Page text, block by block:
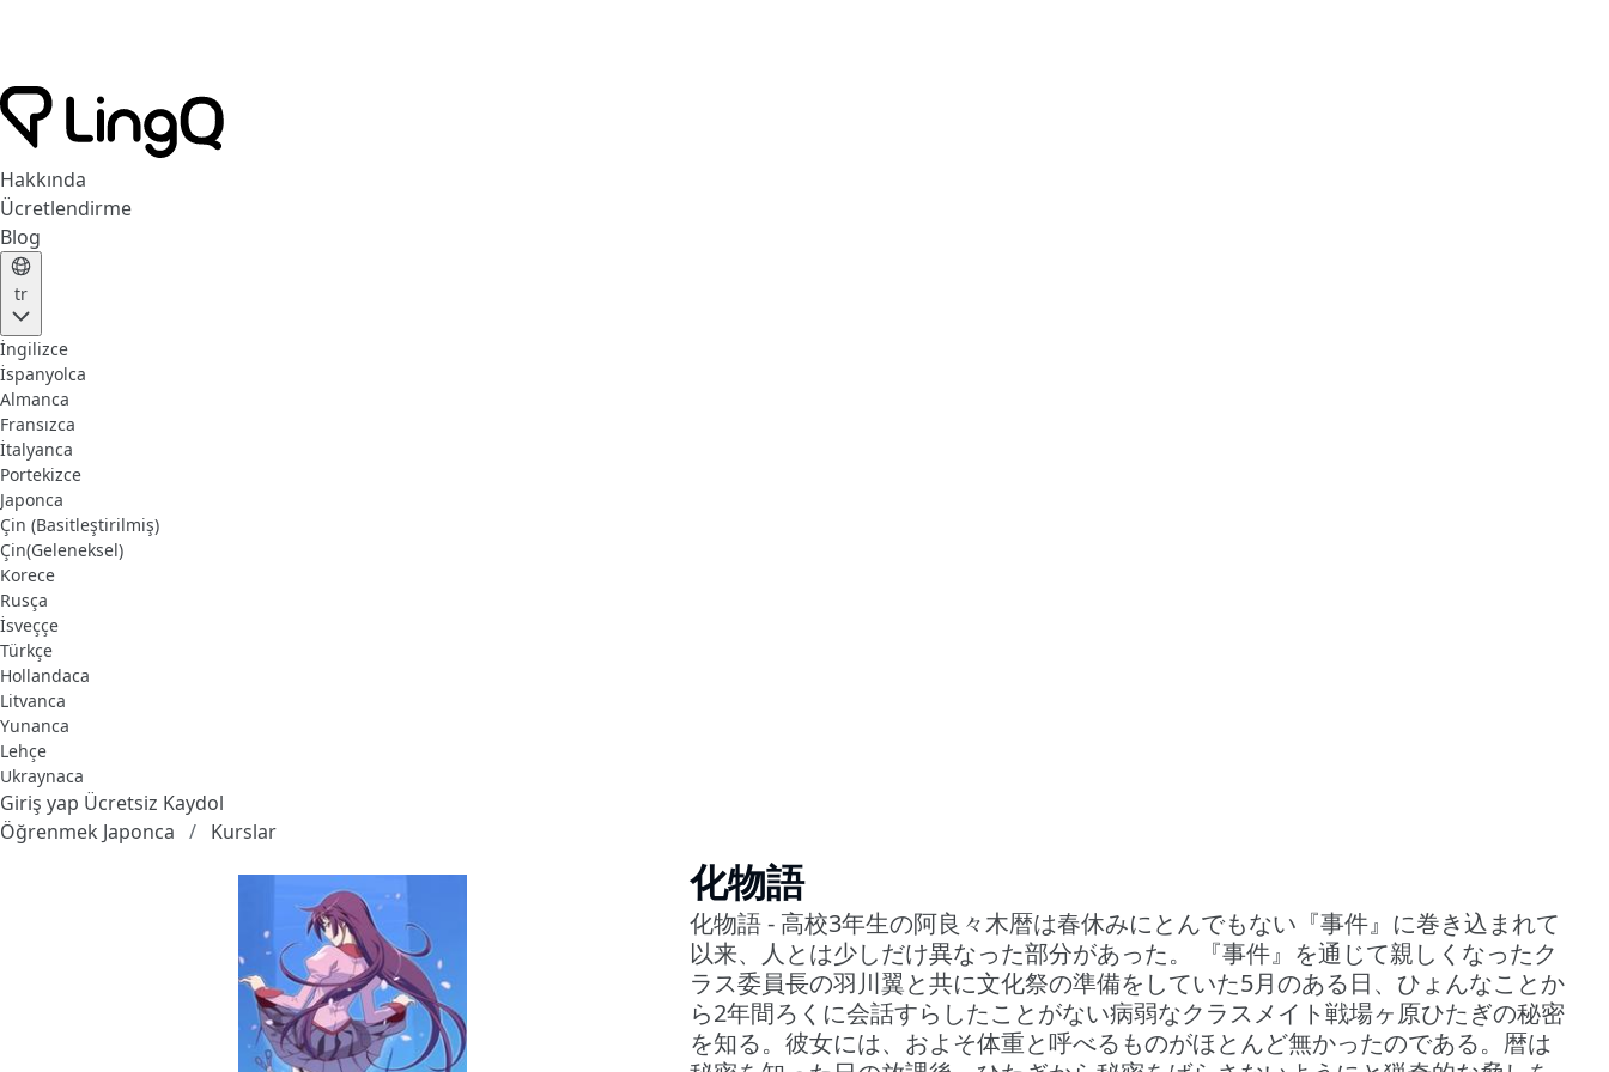
Hakkında
Ücretlendirme
Blog
tr
İngilizce
İspanyolca
Almanca
Fransızca
İtalyanca
Portekizce
Japonca
Çin (Basitleştirilmiş)
Çin(Geleneksel)
Korece
Rusça
İsveççe
Türkçe
Hollandaca
Litvanca
Yunanca
Lehçe
Ukraynaca
Giriş yap Ücretsiz Kaydol
Öğrenmek Japonca
Kurslar
化物語
化物語 - 高校3年生の阿良々木暦は春休みにとんでもない『事件』に巻き込まれて
以来、人とは少しだけ異なった部分があった。 『事件』を通じて親しくなったク
ラス委員長の羽川翼と共に文化祭の準備をしていた5月のある日、ひょんなことか
ら2年間ろくに会話すらしたことがない病弱なクラスメイト戦場ヶ原ひたぎの秘密
を知る。彼女には、およそ体重と呼べるものがほとんど無かったのである。暦は